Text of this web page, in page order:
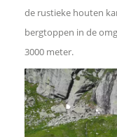
i
n
k
o
de rustieke houten
bergtoppen in de
3000 meter.